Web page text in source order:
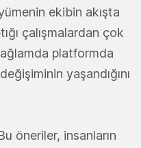
ekibin akışta
çalışmalardan çok
platformda
yaşandığını
öneriler, insanların